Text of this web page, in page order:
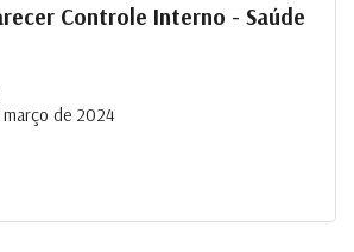
Controle Interno - Saúde
março de 2024